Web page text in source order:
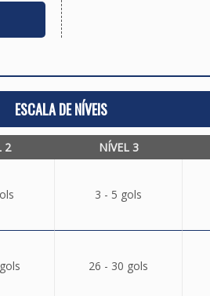
ESCALA DE NÍVEIS
2 NÍVEL 3
3 - 5 gols
26 - 30 gols